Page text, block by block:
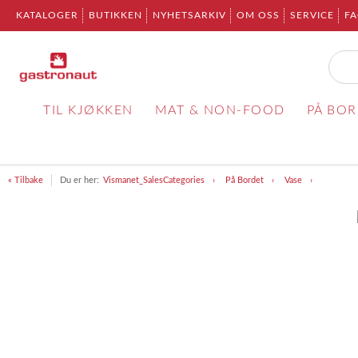
KATALOGER BUTIKKEN NYHETSARKIV OM OSS SERVICE
TIL KJØKKEN MAT & NON-FOOD PÅ
« Tilbake Du er her: Vismanet_SalesCategories På Bordet Vase